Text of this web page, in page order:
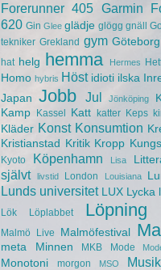
Forerunner 405 Garmin
620 Gin Glee glädje glögg gnäll
tekniker Grekland gym Göteborg
hat helg hemma Hermes
Homo hybris Höst idioti ilska
Japan Jobb Jul Jönköping
Kamp Kassel Katt katter Keps
Kläder Konst Konsumtion
Kristianstad Kritik Kropp
Kyoto
Köpenhamn Lisa
självt
livstid London Louisiana
Lunds universitet LUX Lycka
Lök Löplabbet Löpning
Malmö Live Malmöfestival
meta Minnen MKB Mode
Monotoni morgon MSO Musik